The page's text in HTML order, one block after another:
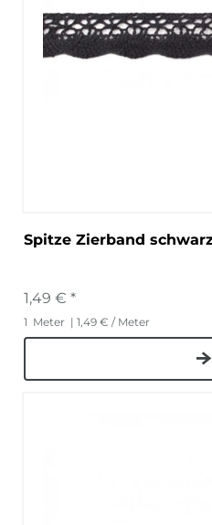
Spitze Zierband
1,49 € *
1 Meter | 1,49 € / Meter